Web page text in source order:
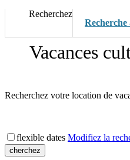
Recherchez
Recherche
Vacances
Recherchez votre location de
flexible dates Modifiez la